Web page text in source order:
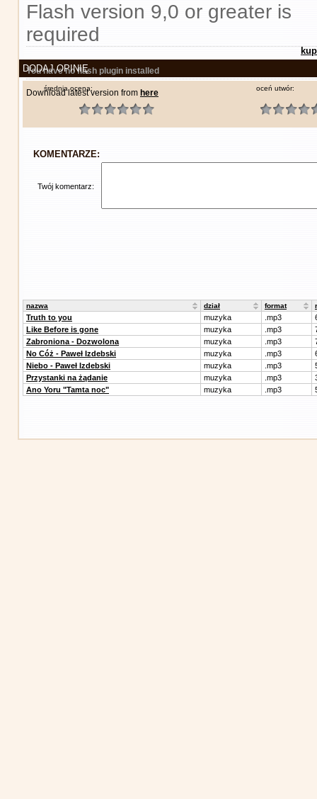
Flash version 9,0 or greater is
required
You have no flash plugin installed
Download latest version from here
DODAJ OPINIĘ
średnia ocena: oceń utwór:
KOMENTARZE:
Twój komentarz:
nazwa dział format
Truth to you muzyka .mp3
Like Before is gone
muzyka .mp3
Zabroniona - Dozwolona
muzyka .mp3
No Cóż - Paweł Izdebski
muzyka .mp3
Niebo - Paweł Izdebski
muzyka .mp3
Przystanki na żądanie
muzyka .mp3
Ano Yoru "Tamta noc"
muzyka .mp3